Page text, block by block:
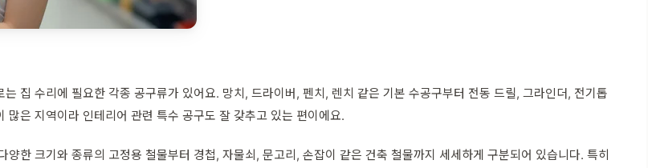
집 수리에 필요한 각종 공구류가 있어요. 망치, 드라이버, 펜치, 렌치 같은 기본 수공구부터 전동 드릴, 그라인더, 전기톱
은 지역이라 인테리어 관련 특수 공구도 잘 갖추고 있는 편이에요.
한 크기와 종류의 고정용 철물부터 경첩, 자물쇠, 문고리, 손잡이 같은 건축 철물까지 세세하게 구분되어 있습니다. 특히